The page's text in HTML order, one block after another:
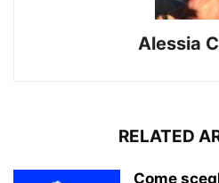
Alessia
RELATED
Come